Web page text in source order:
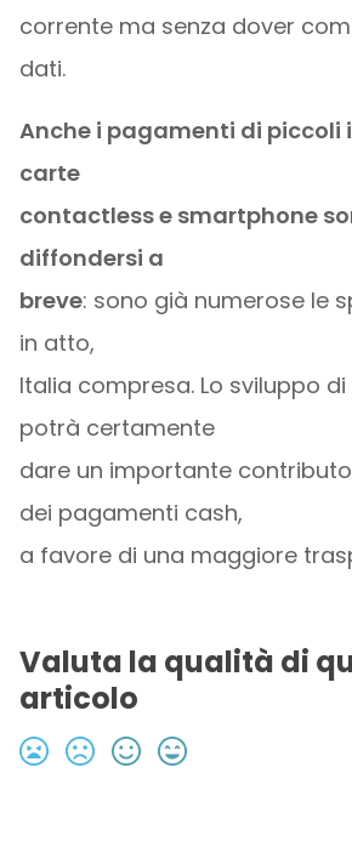
corrente ma senza dover
dati.
Anche i pagamenti di
carte
contactless e smartphone
diffondersi a
breve: sono già numerose le
in atto,
Italia compresa. Lo sviluppo
potrà certamente
dare un importante
dei pagamenti cash,
a favore di una maggiore
Valuta la qualità di
articolo